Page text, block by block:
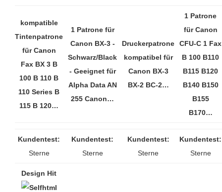
kompatible
Tintenpatrone
für Canon
Fax BX 3 B
100 B 110 B
110 Series B
115 B 120…
1 Patrone für
Canon BX-3 -
Schwarz/Black
- Geeignet für
Alpha Data AN
255 Canon…
Druckerpatrone
kompatibel für
Canon BX-3
BX-2 BC-2…
1 Patrone
für Canon
CFU-C 1 Fax
B 100 B110
B115 B120
B140 B150
B155
B170…
Kundentest:
Sterne
Kundentest:
Sterne
Kundentest:
Sterne
Kundentest:
Sterne
Design Hit